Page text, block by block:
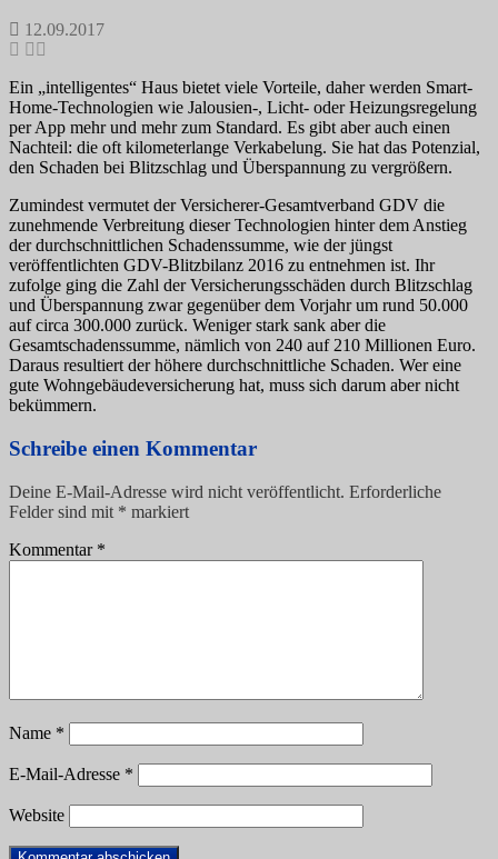
12.09.2017
Ein „intelligentes“ Haus bietet viele Vorteile, daher werden Smart-
Home-Technologien wie Jalousien-, Licht- oder Heizungsregelung
per App mehr und mehr zum Standard. Es gibt aber auch einen
Nachteil: die oft kilometerlange Verkabelung. Sie hat das Potenzial,
den Schaden bei Blitzschlag und Überspannung zu vergrößern.
Zumindest vermutet der Versicherer-Gesamtverband GDV die
zunehmende Verbreitung dieser Technologien hinter dem Anstieg
der durchschnittlichen Schadenssumme, wie der jüngst
veröffentlichten GDV-Blitzbilanz 2016 zu entnehmen ist. Ihr
zufolge ging die Zahl der Versicherungsschäden durch Blitzschlag
und Überspannung zwar gegenüber dem Vorjahr um rund 50.000
auf circa 300.000 zurück. Weniger stark sank aber die
Gesamtschadenssumme, nämlich von 240 auf 210 Millionen Euro.
Daraus resultiert der höhere durchschnittliche Schaden. Wer eine
gute Wohngebäudeversicherung hat, muss sich darum aber nicht
bekümmern.
Schreibe einen Kommentar
Deine E-Mail-Adresse wird nicht veröffentlicht. Erforderliche
Felder sind mit * markiert
Kommentar *
Name *
E-Mail-Adresse *
Website